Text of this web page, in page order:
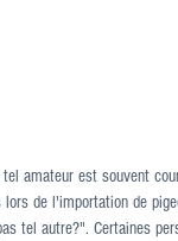
tel amateur est souvent
lors de l'importation de
tel autre?". Certaines